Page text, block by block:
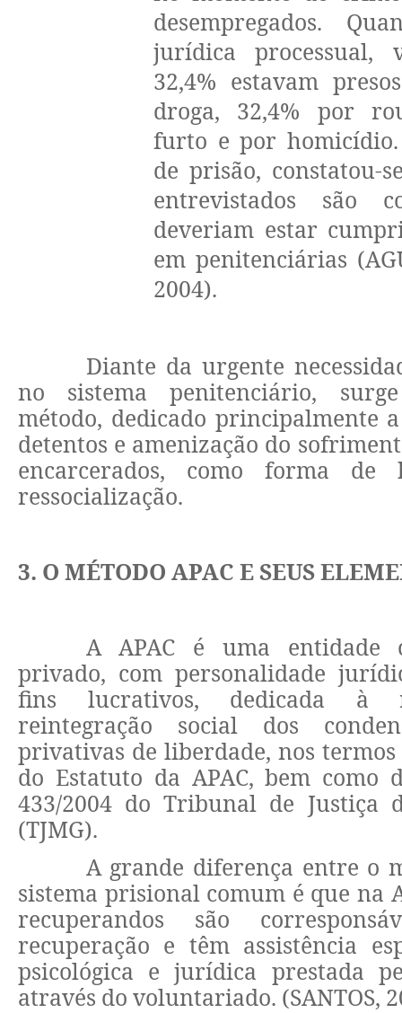
desempregados.
jurídica processual,
32,4% estavam
droga, 32,4% por
furto e por
de prisão, constatou-
entrevistados são
deveriam estar
em penitenciárias
2004).
Diante da urgente
no sistema penitenciário,
método, dedicado principalmente
detentos e amenização do
encarcerados, como forma de
ressocialização.
3. O MÉTODO APAC E SEUS
A APAC é uma
privado, com personalidade
fins lucrativos, dedicada à
reintegração social dos
privativas de liberdade, nos termos
do Estatuto da APAC, bem como
433/2004 do Tribunal de Justiça
(TJMG).
A grande diferença entre o
sistema prisional comum é que na
recuperandos são
recuperação e têm assistência
psicológica e jurídica prestada
através do voluntariado. (SANTOS,